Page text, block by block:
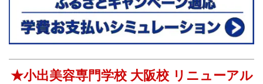
★小出美容専門学校 大阪校 リニューアル